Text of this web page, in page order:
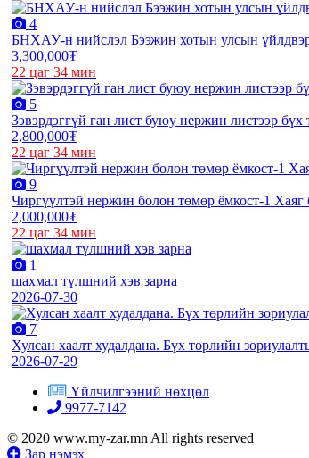
4
БНХАУ-н нийслэл Бээжин хотын улсын
3,300,000₮
22 цаг 34 мин
5
Зэвэрдэггүй ган лист буюу нержин листээр
2,800,000₮
22 цаг 34 мин
9
Чиргүүлтэй нержин болон төмөр ёмкост-1
2,000,000₮
22 цаг 34 мин
1
шахмал түлшний хэв зарна
2026-07-30
7
Хулсан хаалт худалдана. Бүх төрлийн
2026-07-29
Үйлчилгээний нөхцөл
9977-7142
© 2020 www.my-zar.mn All rights reserved
Зар нэмэх